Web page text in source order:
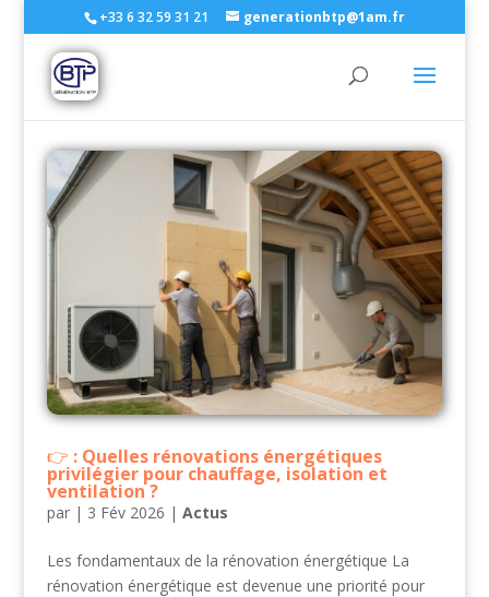
+33 6 32 59 31 21 generationbtp@1am.fr
: Quelles rénovations énergétiques
privilégier pour chauffage, isolation et
ventilation ?
par | 3 Fév 2026 | Actus
Les fondamentaux de la rénovation énergétique La
rénovation énergétique est devenue une priorité pour